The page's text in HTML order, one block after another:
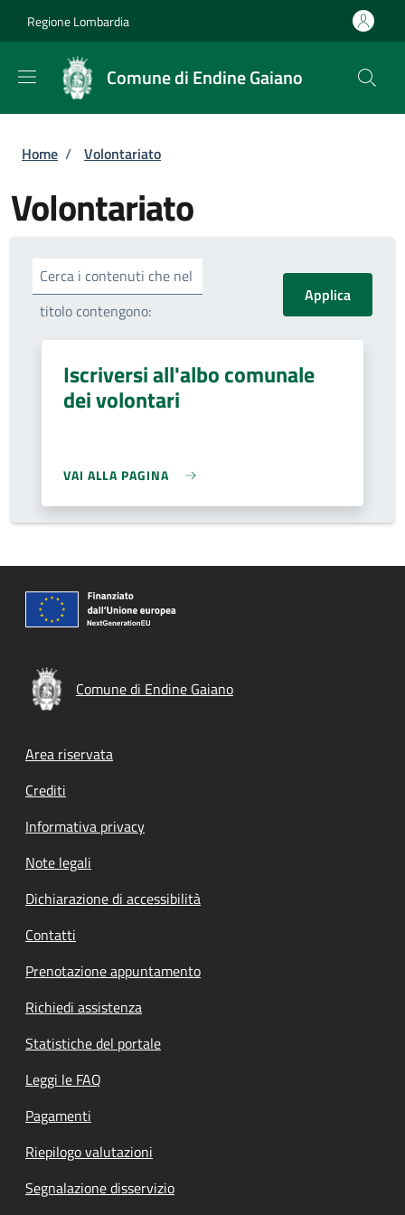
Regione Lombardia
Comune di Endine Gaiano
Briciole di pane
Home / Volontariato
Volontariato
Cerca i contenuti che nel
titolo contengono:
Iscriversi all'albo comunale
dei volontari
VAI ALLA PAGINA
Comune di Endine Gaiano
Footer menu
Area riservata
Crediti
Informativa privacy
Note legali
Dichiarazione di accessibilità
Contatti
Prenotazione appuntamento
Richiedi assistenza
Statistiche del portale
Leggi le FAQ
Pagamenti
Riepilogo valutazioni
Segnalazione disservizio